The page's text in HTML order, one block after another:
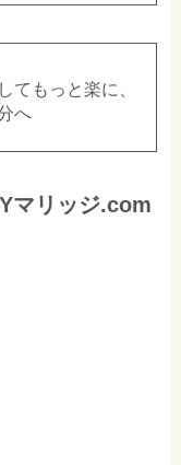
てもっと楽に、
へ
マリッジ.com